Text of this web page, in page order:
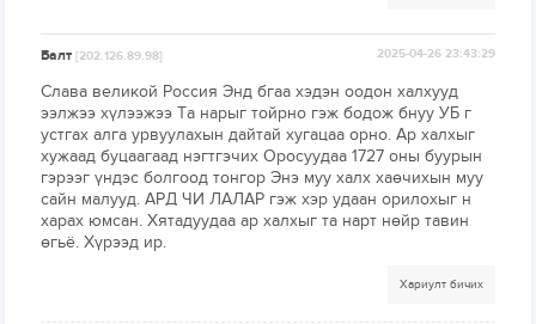
Балт[202.126.89.98] 2025-04-26 23:43:29
Слава великой Россия Энд бгаа хэдэн оодон халхууд
ээлжээ хүлээжээ Та нарыг тойрно гэж бодож бнуу УБ г
устгах алга урвуулахын дайтай хугацаа орно. Ар халхыг
хужаад буцаагаад нэгтгэчих Оросуудаа 1727 оны буурын
гэрээг үндэс болгоод тонгор Энэ муу халх хаөчихын муу
сайн малууд. АРД ЧИ ЛАЛАР гэж хэр удаан орилохыг н
харах юмсан. Хятадуудаа ар халхыг та нарт нөйр тавин
өгьё. Хүрээд ир.
Хариулт бичих